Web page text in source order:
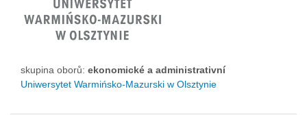
skupina oborů: ekonomické a administrativní
Uniwersytet Warmińsko-Mazurski w Olsztynie